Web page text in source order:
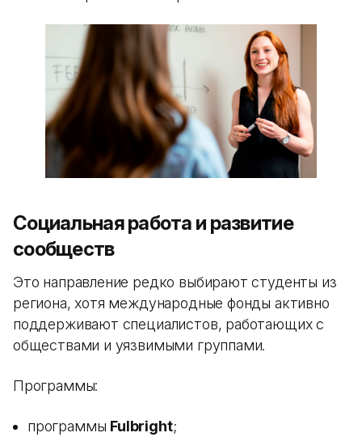
Социальная работа и развитие
сообществ
Это направление редко выбирают студенты из
региона, хотя международные фонды активно
поддерживают специалистов, работающих с
обществами и уязвимыми группами.
Программы:
программы Fulbright;